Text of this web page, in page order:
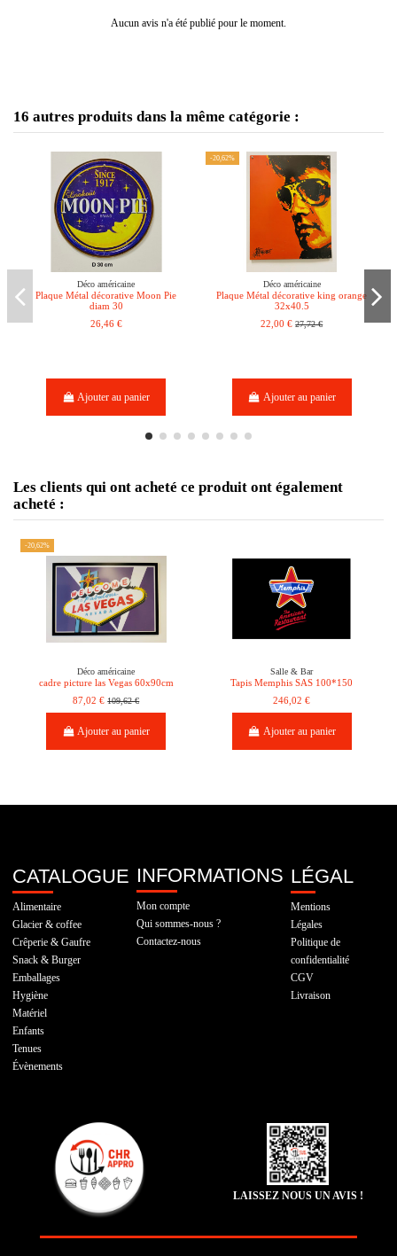
Aucun avis n'a été publié pour le moment.
16 autres produits dans la même catégorie :
Déco américaine
Plaque Métal décorative Moon Pie
diam 30
26,46 €
Ajouter au panier
-20,62%
Déco américaine
Plaque Métal décorative king orange
32x40.5
22,00 €27,72 €
Ajouter au panier
Les clients qui ont acheté ce produit ont également
acheté :
-20,62%
Déco américaine
cadre picture las Vegas 60x90cm
87,02 €109,62 €
Ajouter au panier
Salle & Bar
Tapis Memphis SAS 100*150
246,02 €
Ajouter au panier
CATALOGUE
Alimentaire
Glacier & coffee
Crêperie & Gaufre
Snack & Burger
Emballages
Hygiène
Matériel
Enfants
Tenues
Évènements
INFORMATIONS
Mon compte
Qui sommes-nous ?
Contactez-nous
LÉGAL
Mentions
Légales
Politique de
confidentialité
CGV
Livraison
LAISSEZ NOUS UN AVIS !